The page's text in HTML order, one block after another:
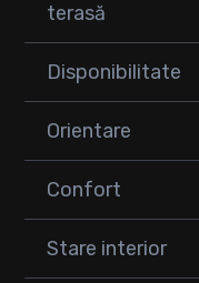
terasă
Disponibilitate
Orientare
Confort
Stare interior